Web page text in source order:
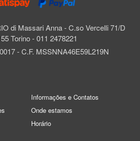
di Massari Anna - C.so Vercelli 71/D
Torino - 011 2478221
- C.F. MSSNNA46E59L219N
Informações e Contatos
Onde estamos
Horário